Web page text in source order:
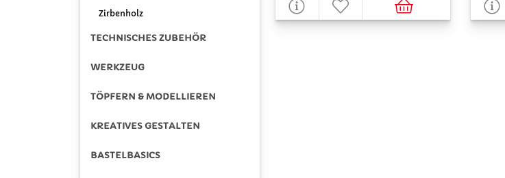
Zirbenholz
TECHNISCHES ZUBEHÖR
WERKZEUG
TÖPFERN & MODELLIEREN
KREATIVES GESTALTEN
BASTELBASICS